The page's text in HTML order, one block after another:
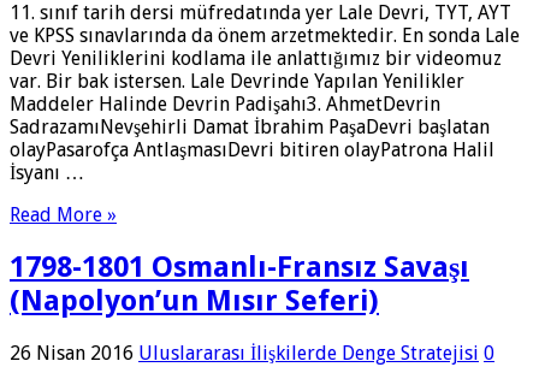
11. sınıf tarih dersi müfredatında yer Lale Devri, TYT, AYT
ve KPSS sınavlarında da önem arzetmektedir. En sonda Lale
Devri Yeniliklerini kodlama ile anlattığımız bir videomuz
var. Bir bak istersen. Lale Devrinde Yapılan Yenilikler
Maddeler Halinde Devrin Padişahı3. AhmetDevrin
SadrazamıNevşehirli Damat İbrahim PaşaDevri başlatan
olayPasarofça AntlaşmasıDevri bitiren olayPatrona Halil
İsyanı …
Read More »
1798-1801 Osmanlı-Fransız Savaşı
(Napolyon’un Mısır Seferi)
26 Nisan 2016 Uluslararası İlişkilerde Denge Stratejisi 0